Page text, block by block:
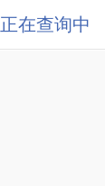
正在查询中